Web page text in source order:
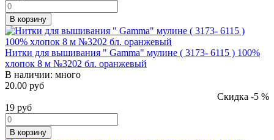
В корзину
Нитки для вышивания " Gamma" мулине ( 3173- 6115 ) 100%
хлопок 8 м №3202 бл. оранжевый
В наличии: много
20.00 руб
Скидка -5 %
19 руб
В корзину